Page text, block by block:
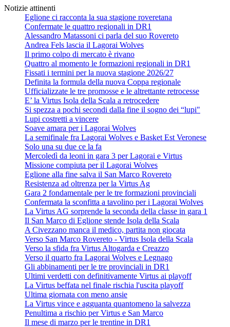
Notizie attinenti
Eglione ci racconta la sua stagione roveretana
Confermate le quattro regionali in DR1
Alessandro Matassoni ci parla del suo Rovereto
Andrea Fels lascia il Lagorai Wolves
Il primo colpo di mercato è rivano
Quattro al momento le formazioni regionali in DR1
Fissati i termini per la nuova stagione 2026/27
Definita la formula della nuova Coppa regionale
Ufficializzate le tre promosse e le altrettante retrocesse
E’ la Virtus Isola della Scala a retrocedere
Si spezza a pochi secondi dalla fine il sogno dei “lupi"
Lupi costretti a vincere
Soave amara per i Lagorai Wolves
La semifinale fra Lagorai Wolves e Basket Est Veronese
Solo una su due ce la fa
Mercoledì da leoni in gara 3 per Lagorai e Virtus
Missione compiuta per il Lagorai Wolves
Eglione alla fine salva il San Marco Rovereto
Resistenza ad oltrenza per la Virtus Ag
Gara 2 fondamentale per le tre formazioni provinciali
Confermata la sconfitta a tavolino per i Lagorai Wolves
La Virtus AG sorprende la seconda della classe in gara 1
Il San Marco di Eglione stende Isola della Scala
A Civezzano manca il medico, partita non giocata
Verso San Marco Rovereto - Virtus Isola della Scala
Verso la sfida fra Virtus Altogarda e Creazzo
Verso il quarto fra Lagorai Wolves e Legnago
Gli abbinamenti per le tre provinciali in DR1
Ultimi verdetti con definitivamente Virtus ai playoff
La Virtus beffata nel finale rischia l'uscita playoff
Ultima giornata con meno ansie
La Virtus vince e agguanta quantomeno la salvezza
Penultima a rischio per Virtus e San Marco
Il mese di marzo per le trentine in DR1